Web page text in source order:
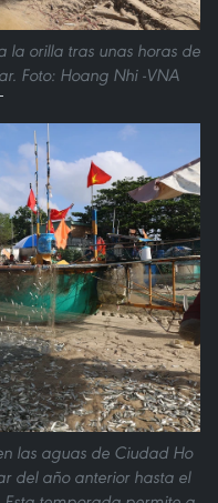
la orilla tras unas horas de
Foto: Hoang Nhi -VNA
las aguas de Ciudad Ho
del año anterior hasta el